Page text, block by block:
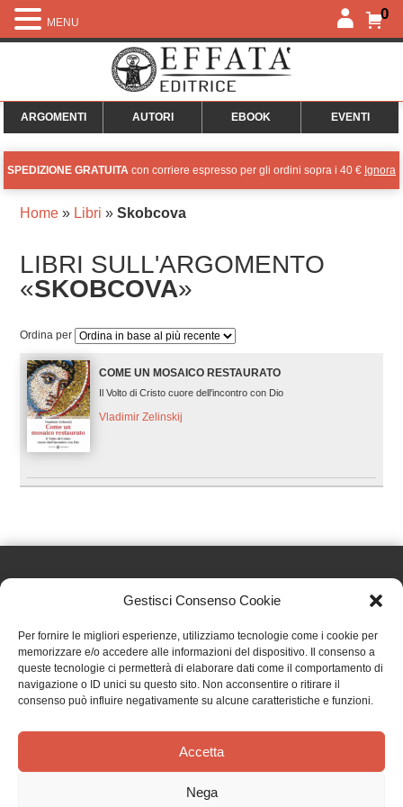
Gestisci Consenso Cookie
Per fornire le migliori esperienze, utilizziamo tecnologie come i cookie per
memorizzare e/o accedere alle informazioni del dispositivo. Il consenso a
queste tecnologie ci permetterà di elaborare dati come il comportamento di
navigazione o ID unici su questo sito. Non acconsentire o ritirare il
consenso può influire negativamente su alcune caratteristiche e funzioni.
Accetta
Nega
0
ARGOMENTI AUTORI EBOOK EVENTI
SPEDIZIONE GRATUITA con corriere espresso per gli ordini sopra i 40 € Ignora
Home» Libri » Skobcova
LIBRI SULL'ARGOMENTO
«SKOBCOVA»
Ordina per
COME UN MOSAICO RESTAURATO
Il Volto di Cristo cuore dell'incontro con Dio
Vladimir Zelinskij
Effatà Editrice di Pellegrino Paolo SAS
C.F. e P.IVA 09655250018
Via Tre Denti, 1 - 10060 Cantalupa (TO)
Telefono: (+39) 0121 353452 - Fax: (+39) 0121 353839
TERMINI E CONDIZIONI
MENU